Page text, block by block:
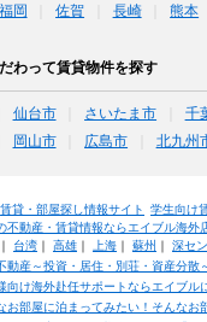
福岡 佐賀 長崎 熊本
わって賃貸物件を探す
仙台市 さいたま市 千
岡山市 広島市 北九州
賃貸・部屋探し情報サイト 学生向け
不動産・賃貸情報ならエイブル海外
台湾｜ 高雄｜ 上海｜ 蘇州 ｜ 深セン
動産～投資・居住・別荘・資産分散
向け海外赴任サポートならエイブル
お部屋に泊まってみたい！そんなお